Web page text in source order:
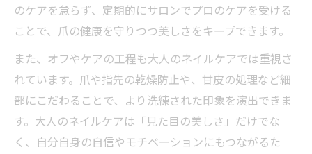
のケアを怠らず、定期的にサロンでプロのケアを受ける
ことで、爪の健康を守りつつ美しさをキープできます。
また、オフやケアの工程も大人のネイルケアでは重視さ
れています。爪や指先の乾燥防止や、甘皮の処理など細
部にこだわることで、より洗練された印象を演出できま
す。大人のネイルケアは「見た目の美しさ」だけでな
く、自分自身の自信やモチベーションにもつながるた